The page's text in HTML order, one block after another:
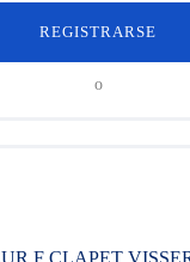
REGISTRARSE
o